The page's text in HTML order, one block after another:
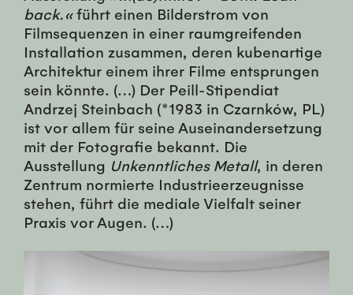
back.«führt einen Bilderstrom von
Filmsequenzen in einer raumgreifenden
Installation zusammen, deren kubenartige
Architektur einem ihrer Filme entsprungen
sein könnte. (…) Der Peill-Stipendiat
Andrzej Steinbach (*1983 in Czarnków, PL)
ist vor allem für seine Auseinandersetzung
mit der Fotografie bekannt. Die
Ausstellung Unkenntliches Metall, in deren
Zentrum normierte Industrieerzeugnisse
stehen, führt die mediale Vielfalt seiner
Praxis vor Augen. (…)